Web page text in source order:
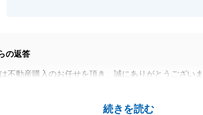
続きを読む
の返答
不動産購入のお任せを頂き、誠にありがとうございま
等ございましたら、お気軽にお申し付けくださいませ